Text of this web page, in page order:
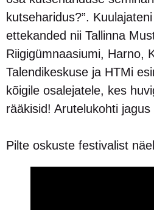
kutseharidus?”.
ettekanded nii Tallinna
Riigigümnaasiumi, Harno,
Talendikeskuse ja HTMi
kõigile osalejatele, kes
rääkisid! Arutelukohti jagus
Pilte oskuste festivalist